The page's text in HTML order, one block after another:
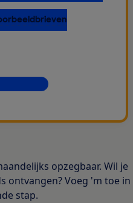
opzegbaar. Wil je
ontvangen? Voeg 'm toe in
stap.